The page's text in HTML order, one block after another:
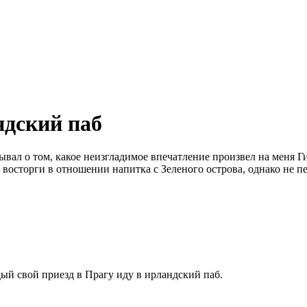
паб
о том, какое неизгладимое впечатление произвел на меня
в отношении напитка с Зеленого острова, однако не
свой приезд в Прагу иду в ирландский паб.